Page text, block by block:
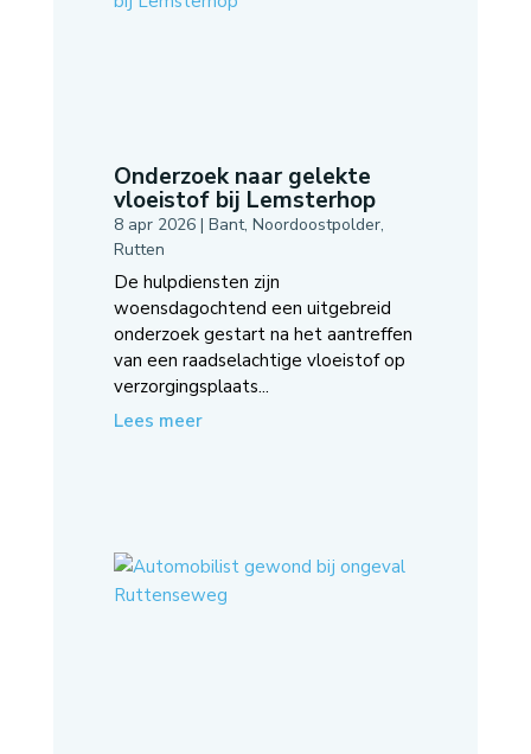
Onderzoek naar gelekte
vloeistof bij Lemsterhop
8 apr 2026| Bant, Noordoostpolder,
Rutten
De hulpdiensten zijn
woensdagochtend een uitgebreid
onderzoek gestart na het aantreffen
van een raadselachtige vloeistof op
verzorgingsplaats...
Lees meer